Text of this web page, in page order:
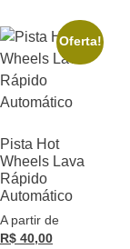
Oferta!
Pista Hot
Wheels Lava
Rápido
Automático
A partir de
R$ 40,00